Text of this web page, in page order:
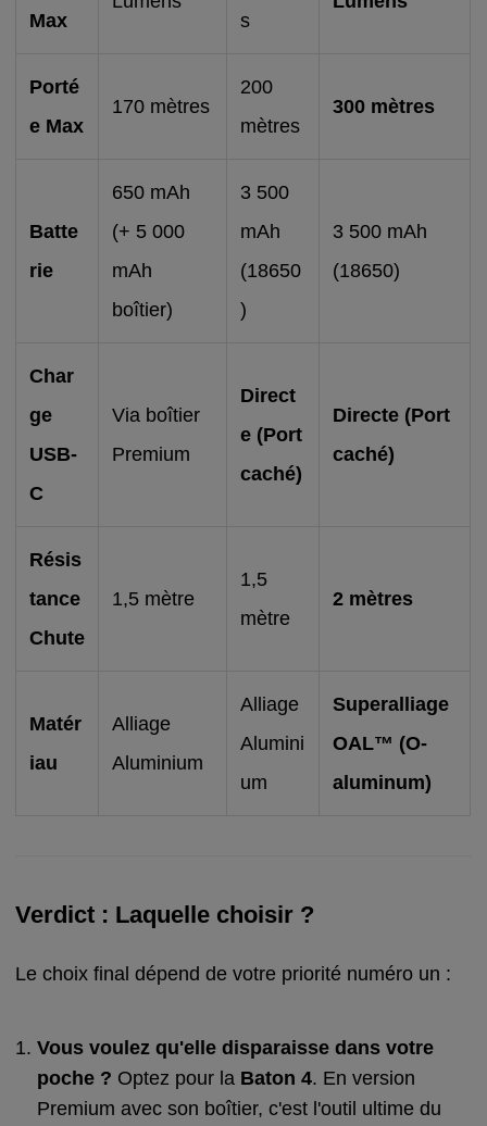
Max
s
Porté
e Max
170 mètres
200
mètres
300 mètres
Batte
rie
650 mAh
(+ 5 000
mAh
boîtier)
3 500
mAh
(18650
)
3 500 mAh
(18650)
Char
ge
USB-
C
Via boîtier
Premium
Direct
e (Port
caché)
Directe (Port
caché)
Résis
tance
Chute
1,5 mètre
1,5
mètre
2 mètres
Matér
iau
Alliage
Aluminium
Alliage
Alumini
um
Superalliage
OAL™ (O-
aluminum)
Verdict : Laquelle choisir ?
Le choix final dépend de votre priorité numéro un :
Vous voulez qu'elle disparaisse dans votre
poche ? Optez pour la Baton 4. En version
Premium avec son boîtier, c'est l'outil ultime du